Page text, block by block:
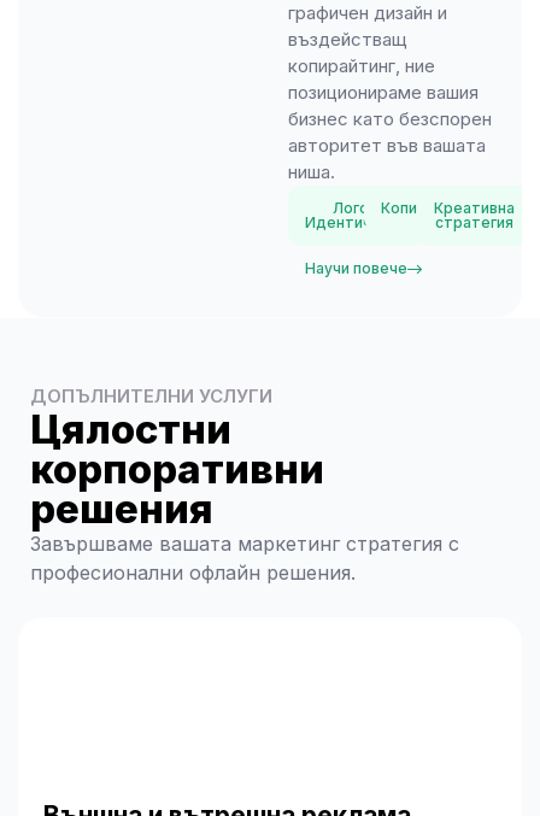
графичен дизайн и
въздействащ
копирайтинг, ние
позиционираме вашия
бизнес като безспорен
авторитет във вашата
ниша.
Лого и
Идентичност
Копирайтинг
Креативна
стратегия
Научи повече
ДОПЪЛНИТЕЛНИ УСЛУГИ
Цялостни
корпоративни
решения
Завършваме вашата маркетинг стратегия с
професионални офлайн решения.